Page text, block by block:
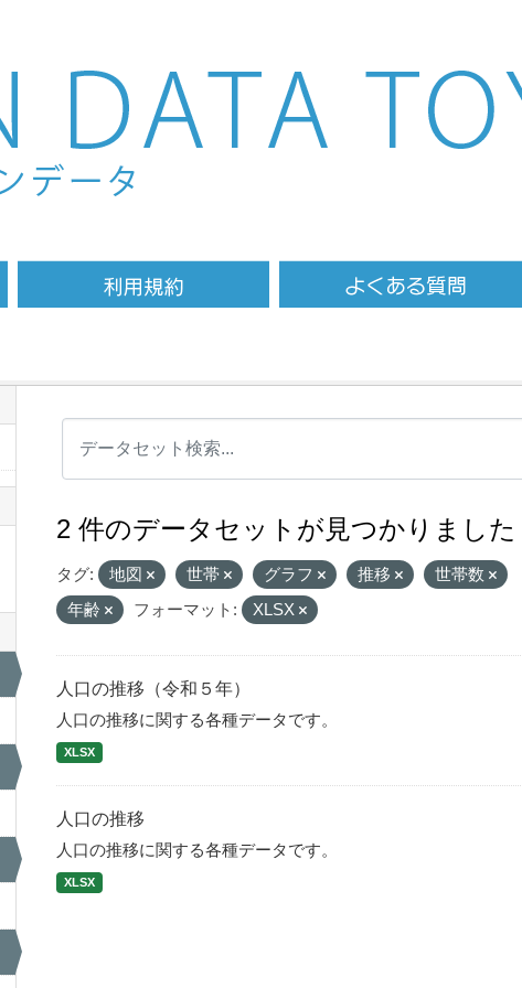
2 件のデータセットが見つかりました
タグ: 地図 世帯 グラフ 推移
世帯数
年齢
フォーマット: XLSX
人口の推移（令和５年）
人口の推移に関する各種データです。
XLSX
人口の推移
人口の推移に関する各種データです。
XLSX